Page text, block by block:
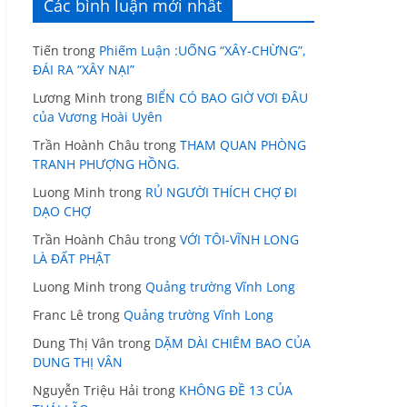
Các bình luận mới nhất
Tiến trong Phiếm Luận :UỐNG “XÂY-CHỪNG”,
ĐÁI RA “XÂY NẠI”
Lương Minh trong BIỂN CÓ BAO GIỜ VƠI ĐÂU
của Vương Hoài Uyên
Trần Hoành Châu trong THAM QUAN PHÒNG
TRANH PHƯỢNG HỒNG.
Luong Minh trong RỦ NGƯỜI THÍCH CHỢ ĐI
DẠO CHỢ
Trần Hoành Châu trong VỚI TÔI-VĨNH LONG
LÀ ĐẤT PHẬT
Luong Minh trong Quảng trường Vĩnh Long
Franc Lê trong Quảng trường Vĩnh Long
Dung Thị Vân trong DẶM DÀI CHIÊM BAO CỦA
DUNG THỊ VÂN
Nguyễn Triệu Hải trong KHÔNG ĐỀ 13 CỦA